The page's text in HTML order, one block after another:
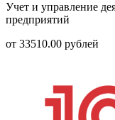
Учет и управление
предприятий
от 33510.00 рублей